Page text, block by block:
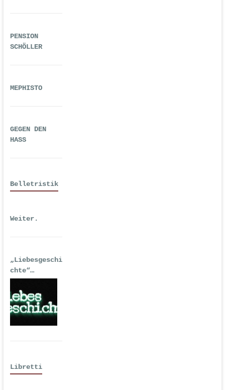
PENSION
SCHÖLLER
MEPHISTO
GEGEN DEN
HASS
Belletristik
Weiter.
„Liebesgeschi
chte“
| Erstausgabe
2016 als
Hörspiel
Libretti